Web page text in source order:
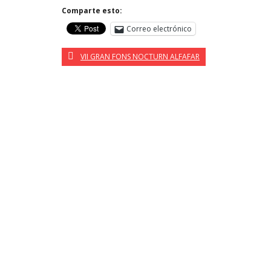
Comparte esto:
Correo electrónico
VII GRAN FONS NOCTURN ALFAFAR